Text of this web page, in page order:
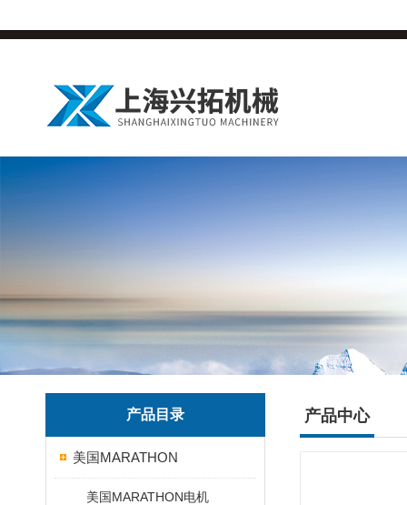
产品目录
美国MARATHON
美国MARATHON电机
产品中心